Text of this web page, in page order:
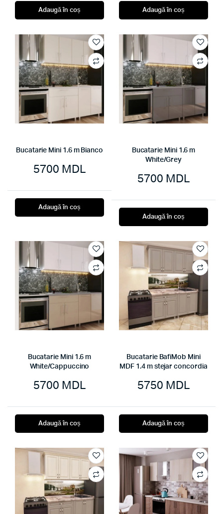
Adaugă în coș Adaugă în coș
Bucatarie Mini 1.6 m Bianco
5700 MDL
Adaugă în coș
Bucatarie Mini 1.6 m
White/Grey
5700 MDL
Adaugă în coș
Bucatarie Mini 1.6 m
White/Cappuccino
5700 MDL
Adaugă în coș
Bucatarie BafiMob Mini
MDF 1.4 m stejar concordia
5750 MDL
Adaugă în coș